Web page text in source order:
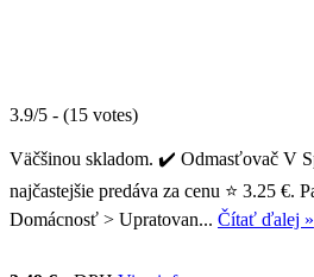
3.9/5 - (15 votes)
Väčšinou skladom. ✔️ Odmasťovač V
najčastejšie predáva za cenu ⭐ 3.25 €.
Domácnosť > Upratovan... Čítať ďalej »